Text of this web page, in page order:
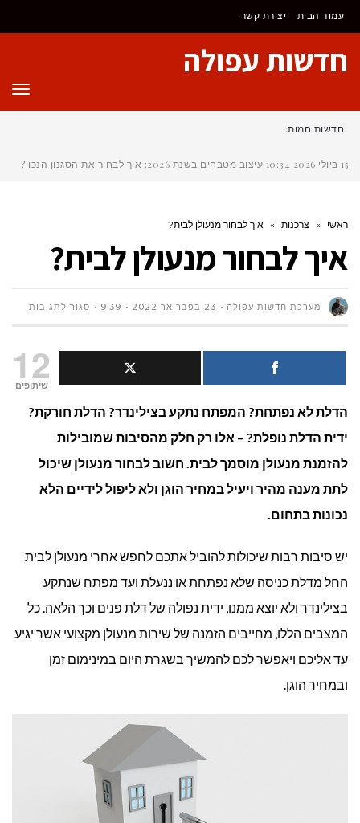
לתוכן
עמוד הבית יצירת קשר
חדשות עפולה
חדשות חמות:
15 ביולי 2026 10:34 עיצוב מטבחים בשנת 2026: איך לבחור את הסגנון הנכון?
ראשי » צרכנות » איך לבחור מנעולן לבית?
איך לבחור מנעולן לבית?
מערכת חדשות עפולה 23 בפברואר 2022 9:39 סגור לתגובותעל
לבחור
מנעולן
12
שיתופים
הדלת לא נפתחת? המפתח נתקע בצילינדר? הדלת חורקת?
ידית הדלת נופלת? – אלו רק חלק מהסיבות שמובילות
להזמנת מנעולן מוסמך לבית. חשוב לבחור מנעולן שיכול
לתת מענה מהיר ויעיל במחיר הוגן ולא ליפול לידיים הלא
נכונות בתחום.
יש סיבות רבות שיכולות להוביל אתכם לחפש אחרי מנעולן לבית
החל מדלת כניסה שלא נפתחת או ננעלת ועד מפתח שנתקע
בצילינדר ולא יוצא ממנו, ידית נפולה של דלת פנים וכך הלאה. כל
המצבים הללו, מחייבים הזמנה של שירות מנעולן מקצועי אשר יגיע
עד אליכם ויאפשר לכם להמשיך בשגרת היום במינימום זמן
ובמחיר הוגן.